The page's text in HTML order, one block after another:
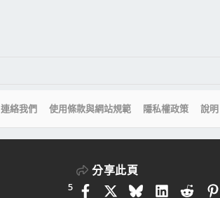
連絡我們 使用條款與網站規範 隱私權政策 說明
5
分享此頁
FacebookBlueskyLinkedIn